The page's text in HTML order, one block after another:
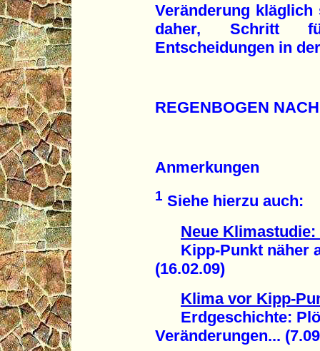
Veränderung
daher, Schritt
Entscheidungen in
REGENBOGEN
Anmerkungen
1 Siehe hierzu auch:
Neue
Kipp-Punkt näher
(16.02.09)
Klima vor Kipp-
Erdgeschichte:
Veränderungen...